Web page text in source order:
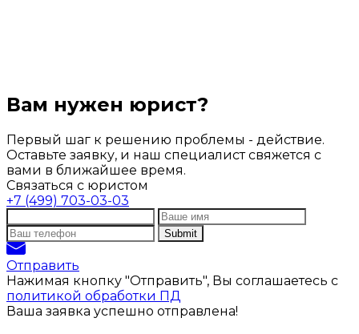
Вам нужен юрист?
Первый шаг к решению проблемы - действие.
Оставьте заявку, и наш специалист свяжется с
вами в ближайшее время.
Связаться с юристом
+7 (499) 703-03-03
Отправить
Нажимая кнопку "Отправить", Вы соглашаетесь с
политикой обработки ПД
Ваша заявка успешно отправлена!